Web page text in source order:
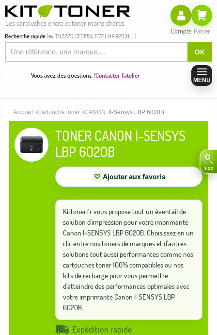
Les cartouches encre et toner moins chères
Recherche rapide(ex: TN2220, CE285A, T0711, HP 920 XL,...)
OK
Compte Panier
Vous avez des questions ?Contacter l'atelier
MENU
Accueil Cartouche toner CANON I-Sensys LBP 6020B
TONER CANON I-SENSYS
LBP 6020B
♡ Ajouter aux favoris
Kittoner.fr vous propose tout un éventail de
solution d'impression pour votre imprimante
Canon I-SENSYS LBP 6020B. Choisissez en un
clic entre nos toners de marques et d'autres
solutions tout aussi performantes comme nos
cartouches toner 100% compatibles ou nos
kits de recharge pour vous permettre
d'atteindre des performances optimales avec
votre imprimante Canon I-SENSYS LBP
6020B.
Expédition rapide